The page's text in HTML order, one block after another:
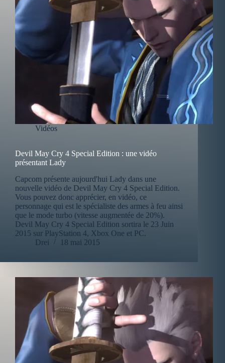
Vidéos
Devil May Cry 4 Special Edition : une vidéo
présentant Lady
Capcom présente aujourd'hui Lady dans une
nouvelle vidéo de Devil May Cry 4 Special Edition.
Vous pouvez donc apprécier, en vidéo, ce
personnage qui est le spécialiste des armes à feu ainsi
que le mode turbo (vitesse augmentée de 20%).
Devil May Cry 4 Special Edition sortira le 23 Juin
2015 sur PlayStation 4, Xbox One et PC.
Drei
18 mai 2015